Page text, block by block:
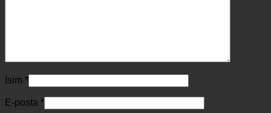
İsim *
E-posta *